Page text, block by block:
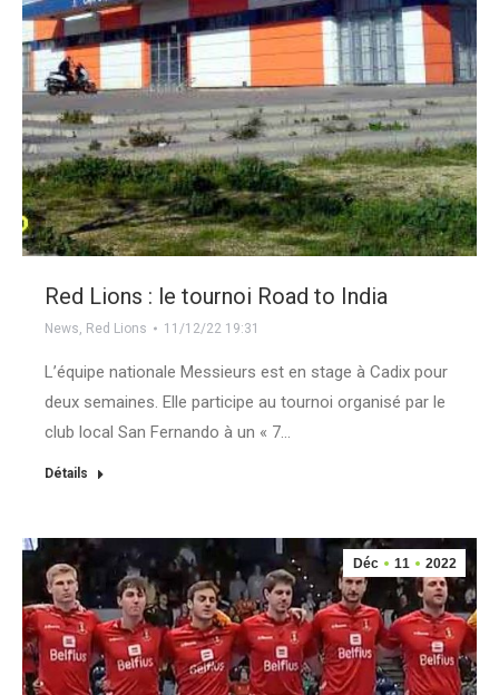
Red Lions : le tournoi Road to India
News Red Lions 11/12/22 19:31
L’équipe nationale Messieurs est en stage à Cadix pour
deux semaines. Elle participe au tournoi organisé par le
club local San Fernando à un « 7…
Détails
Déc 11 2022